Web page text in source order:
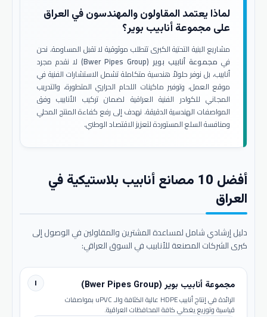
لماذا يعتمد المقاولون والمهندسون في العراق
على مجموعة أنابيب بوير؟
مشاريع البنية التحتية الكبرى تتطلب موثوقية لا تقبل المساومة. نحن
في مجموعة أنابيب بوير (Bwer Pipes Group)
لا نقدم مجرد
أنابيب، بل نوفر حلولاً هندسية متكاملة تشمل الاستشارات الفنية في
موقع العمل، وتوفير ماكينات اللحام الحراري المتطورة، والتدريب
المجاني للكوادر الفنية العراقية لضمان تركيب الأنابيب وفق
المواصفات الهندسية الدقيقة. نهدف إلى رفع كفاءة المنتج المحلي
ومنافسة السلع المستوردة لتعزيز الاقتصاد الوطني.
أفضل 10 مصانع أنابيب بلاستيكية في
العراق
دليل إرشادي شامل لمساعدة المشترين والمقاولين في الوصول إلى
كبرى الشركات المصنعة للأنابيب في السوق العراقي:
١ مجموعة أنابيب بوير (Bwer Pipes Group)
الرائدة في إنتاج أنابيب HDPE عالية الكثافة والـ uPVC بمواصفات
قياسية وتوزيع يغطي كافة المحافظات العراقية.